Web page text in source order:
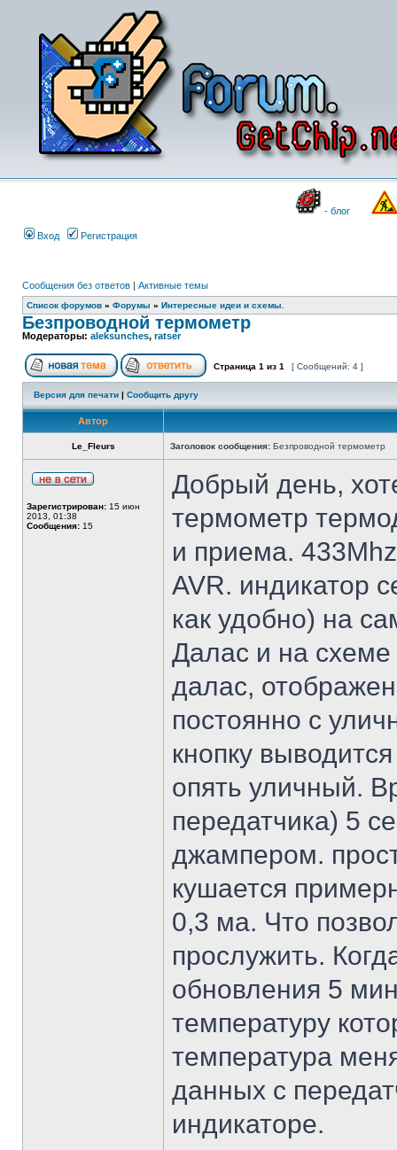
- блог
Вход Регистрация
Сообщения без ответов | Активные темы
Список форумов » Форумы » Интересные идеи и схемы.
Безпроводной термометр
Модераторы: aleksunches, ratser
Страница 1 из 1 [ Сообщений: 4 ]
Версия для печати | Сообщить другу
Автор
Le_Fleurs Заголовок сообщения: Безпроводной термометр
Зарегистрирован: 15 июн
2013, 01:38
Сообщения: 15
Добрый день,
термометр
и приема.
AVR. индикатор
как удобно) на
Далас и на
далас,
постоянно с
кнопку
опять уличный.
передатчика) 5
джампером.
кушается
0,3 ма. Что
прослужить.
обновления 5
температуру
температура
данных с
индикаторе.